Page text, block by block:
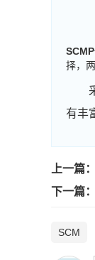
SCMP
择，
有丰
上一篇：
下一篇：
SCM